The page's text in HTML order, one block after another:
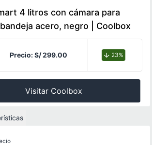
4 litros con cámara para
acero, negro | Coolbox
Precio:S/ 299.00 23%
Visitar Coolbox